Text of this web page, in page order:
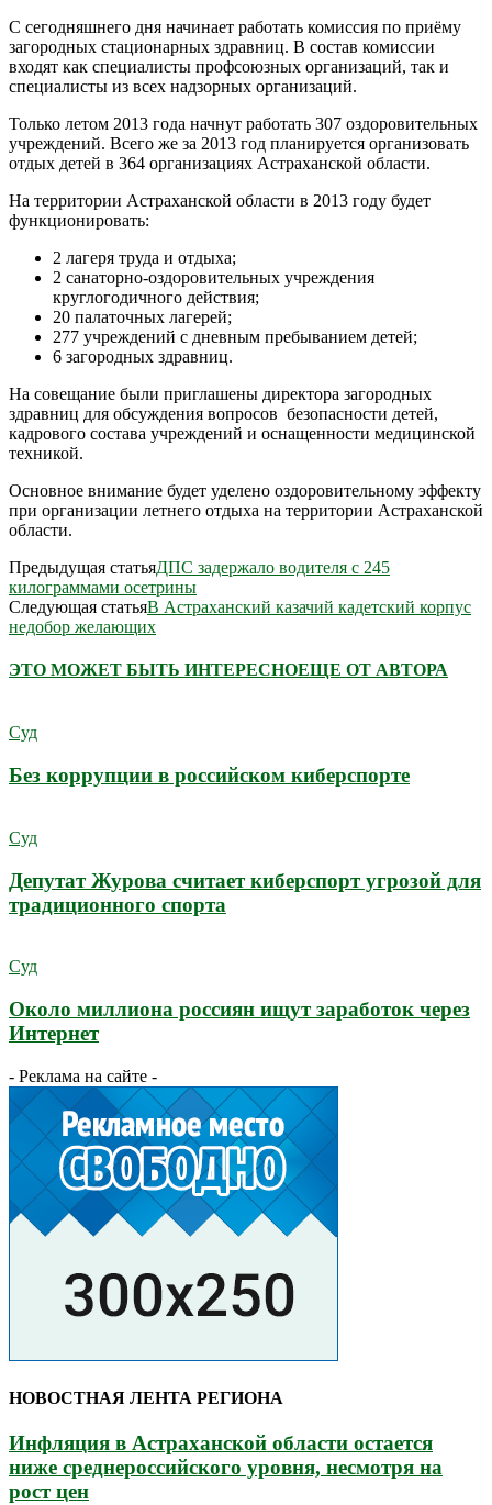
С сегодняшнего дня начинает работать комиссия по приёму
загородных стационарных здравниц. В состав комиссии
входят как специалисты профсоюзных организаций, так и
специалисты из всех надзорных организаций.
Только летом 2013 года начнут работать 307 оздоровительных
учреждений. Всего же за 2013 год планируется организовать
отдых детей в 364 организациях Астраханской области.
На территории Астраханской области в 2013 году будет
функционировать:
2 лагеря труда и отдыха;
2 санаторно-оздоровительных учреждения
круглогодичного действия;
20 палаточных лагерей;
277 учреждений с дневным пребыванием детей;
6 загородных здравниц.
На совещание были приглашены директора загородных
здравниц для обсуждения вопросов безопасности детей,
кадрового состава учреждений и оснащенности медицинской
техникой.
Основное внимание будет уделено оздоровительному эффекту
при организации летнего отдыха на территории Астраханской
области.
Предыдущая статьяДПС задержало водителя с 245
килограммами осетрины
Следующая статьяВ Астраханский казачий кадетский корпус
недобор желающих
ЭТО МОЖЕТ БЫТЬ ИНТЕРЕСНОЕЩЕ ОТ АВТОРА
Суд
Без коррупции в российском киберспорте
Суд
Депутат Журова считает киберспорт угрозой для
традиционного спорта
Суд
Около миллиона россиян ищут заработок через
Интернет
- Реклама на сайте -
НОВОСТНАЯ ЛЕНТА РЕГИОНА
Инфляция в Астраханской области остается
ниже среднероссийского уровня, несмотря на
рост цен